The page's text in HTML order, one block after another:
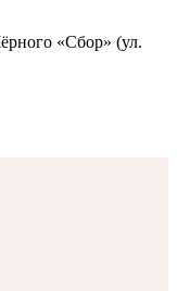
«Сбор» (ул.